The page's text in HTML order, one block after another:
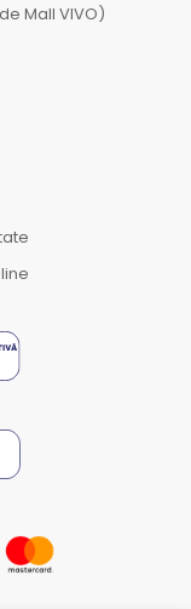
Mall VIVO)